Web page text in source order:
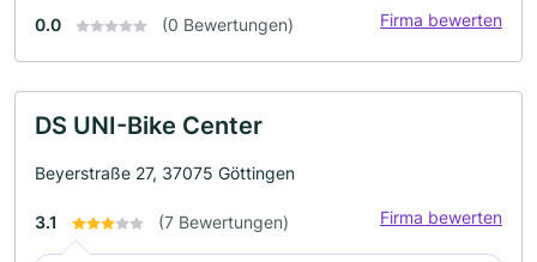
0.0 (0 Bewertungen) Firma bewerten
DS UNI-Bike Center
Beyerstraße 27, 37075 Göttingen
3.1 (7 Bewertungen) Firma bewerten